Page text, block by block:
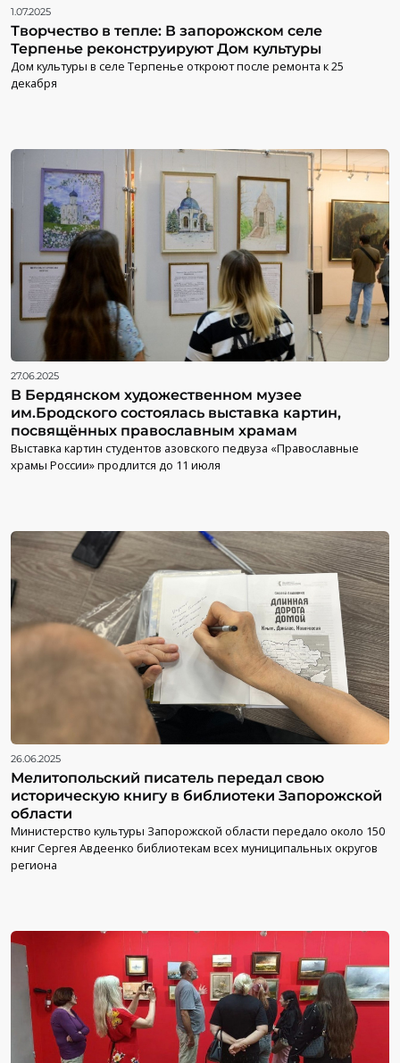
1.07.2025
Творчество в тепле: В запорожском селе
Терпенье реконструируют Дом культуры
Дом культуры в селе Терпенье откроют после ремонта к 25
декабря
27.06.2025
В Бердянском художественном музее
им.Бродского состоялась выставка картин,
посвящённых православным храмам
Выставка картин студентов азовского педвуза «Православные
храмы России» продлится до 11 июля
26.06.2025
Мелитопольский писатель передал свою
историческую книгу в библиотеки Запорожской
области
Министерство культуры Запорожской области передало около 150
книг Сергея Авдеенко библиотекам всех муниципальных округов
региона